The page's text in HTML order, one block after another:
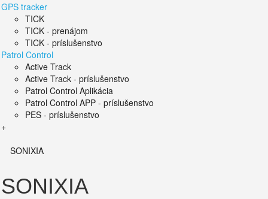
GPS tracker
TICK
TICK - prenájom
TICK - príslušenstvo
Patrol Control
Active Track
Active Track - príslušenstvo
Patrol Control Aplikácia
Patrol Control APP - príslušenstvo
PES - príslušenstvo
+
SONIXIA
SONIXIA